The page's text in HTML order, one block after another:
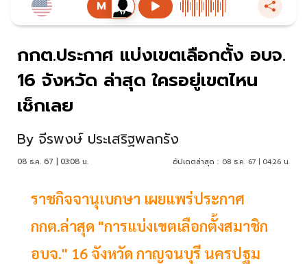
กกต.ประกาศ แบ่งเขตเลือกตั้ง อบจ.
16 จังหวัด ล่าสุด ใครอยู่เขตไหน
เช็กเลย
By จีรพงษ์ ประเสริฐพลกรัง
08 ธ.ค. 67 | 03:08 น. อัปเดตล่าสุด : 08 ธ.ค. 67 | 04:26 น.
ราชกิจจานุเบกษา เผยแพร่ประกาศ
กกต.ล่าสุด "การแบ่งเขตเลือกตั้งสมาชิก
อบจ." 16 จังหวัด กาญจนบุรี นครปฐม